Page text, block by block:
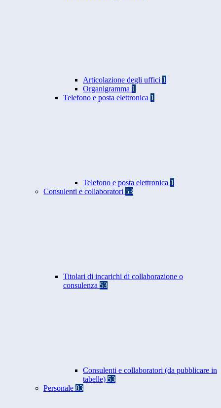
Articolazione degli uffici 1
Organigramma 1
Telefono e posta elettronica 1
Telefono e posta elettronica 1
Consulenti e collaboratori 53
Titolari di incarichi di collaborazione o
consulenza 53
Consulenti e collaboratori (da pubblicare in
tabelle) 53
Personale 83